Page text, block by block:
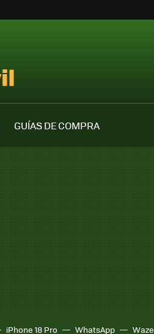
GUÍAS DE COMPRA
iPhone 18 Pro WhatsApp Waze